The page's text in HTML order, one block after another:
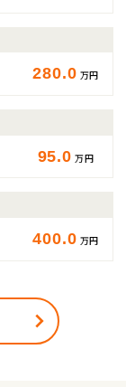
280.0 万円
95.0 万円
400.0 万円